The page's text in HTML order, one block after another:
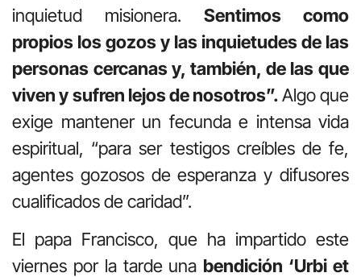
inquietud misionera. Sentimos como
propios los gozos y las inquietudes de las
personas cercanas y, también, de las que
viven y sufren lejos de nosotros”.Algo que
exige mantener un fecunda e intensa vida
espiritual, “para ser testigos creíbles de fe,
agentes gozosos de esperanza y difusores
cualificados de caridad”.
El papa Francisco, que ha impartido este
viernes por la tarde una bendición ‘Urbi et